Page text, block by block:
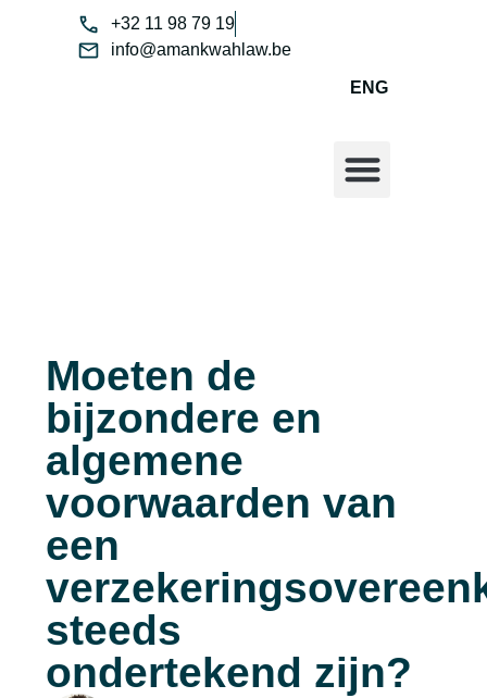
+32 11 98 79 19
info@amankwahlaw.be
ENG
Moeten de
bijzondere en
algemene
voorwaarden van
een
steeds
ondertekend zijn?